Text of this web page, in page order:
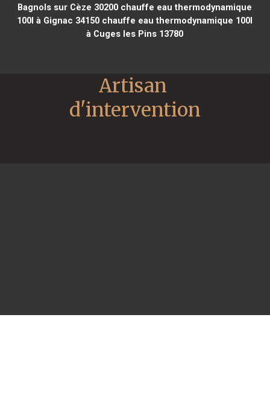
Bagnols sur Cèze 30200 chauffe eau thermodynamique
100l à Gignac 34150 chauffe eau thermodynamique 100l
à Cuges les Pins 13780
Artisan
d'intervention